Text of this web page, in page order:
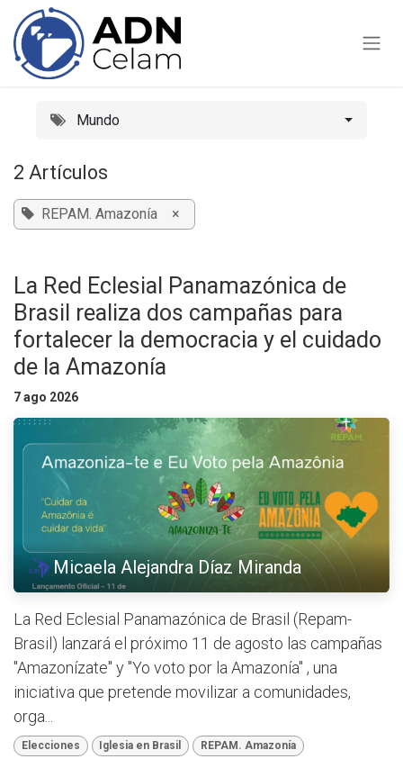
Ir al contenido
Mundo
2 Artículos
REPAM. Amazonía ×
La Red Eclesial Panamazónica de
Brasil realiza dos campañas para
fortalecer la democracia y el cuidado
de la Amazonía
7 ago 2026
Micaela Alejandra Díaz Miranda
La Red Eclesial Panamazónica de Brasil (Repam-
Brasil) lanzará el próximo 11 de agosto las campañas
"Amazonízate" y "Yo voto por la Amazonía" , una
iniciativa que pretende movilizar a comunidades,
orga...
Elecciones Iglesia en Brasil REPAM. Amazonía